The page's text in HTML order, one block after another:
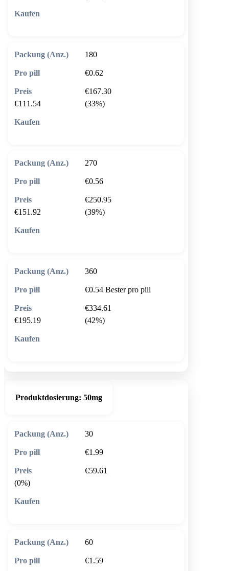
180
€0.62
€167.30
€111.54
(33%)
270
€0.56
€250.95
€151.92
(39%)
360
€0.54 Bester pro pill
€334.61
€195.19
(42%)
Produktdosierung: 50mg
30
€1.99
€59.61
(0%)
60
€1.59